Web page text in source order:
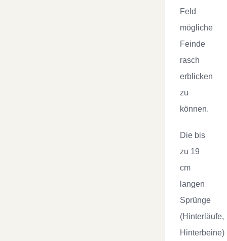
Feld
mögliche
Feinde
rasch
erblicken
zu
können.
Die bis
zu 19
cm
langen
Sprünge
(Hinterläufe,
Hinterbeine)